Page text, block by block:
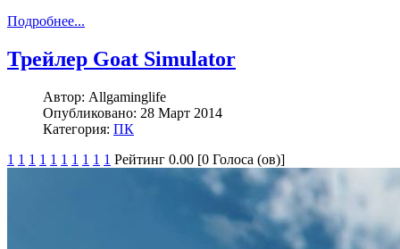
Подробнее...
Трейлер Goat Simulator
Автор: Allgaminglife
Опубликовано: 28 Март 2014
Категория: ПК
1 1 1 1 1 1 1 1 1 1 Рейтинг 0.00 [0 Голоса (ов)]